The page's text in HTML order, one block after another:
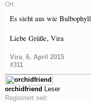
Ort:
Es sieht aus wie
Liebe Grüße, Vira
Vira, 6. April 2015
#311
orchidfriend Leser
Registriert seit: